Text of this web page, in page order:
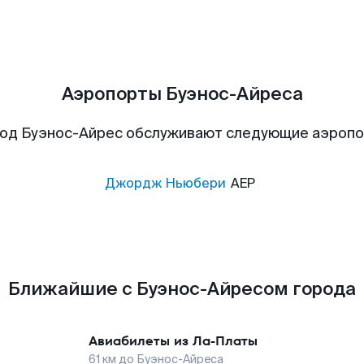
Аэропорты Буэнос-Айреса
Буэнос-Айрес обслуживают следующие
Джордж Ньюбери AEP
Ближайшие с Буэнос-Айресом города
Авиабилеты из Ла-Платы
61 км до Буэнос-Айреса